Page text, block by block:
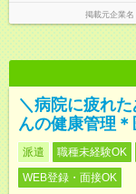
掲載元企業名
＼病院に疲れ
んの健康管理
派遣 職種未経験OK
WEB登録・面接OK